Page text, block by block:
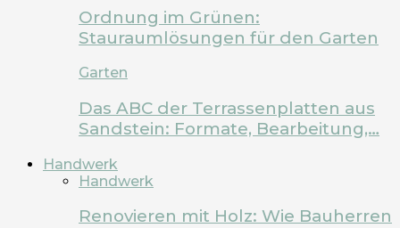
Ordnung im Grünen:
Stauraumlösungen für den Garten
Garten
Das ABC der Terrassenplatten aus
Sandstein: Formate, Bearbeitung,…
Handwerk
Handwerk
Renovieren mit Holz: Wie Bauherren